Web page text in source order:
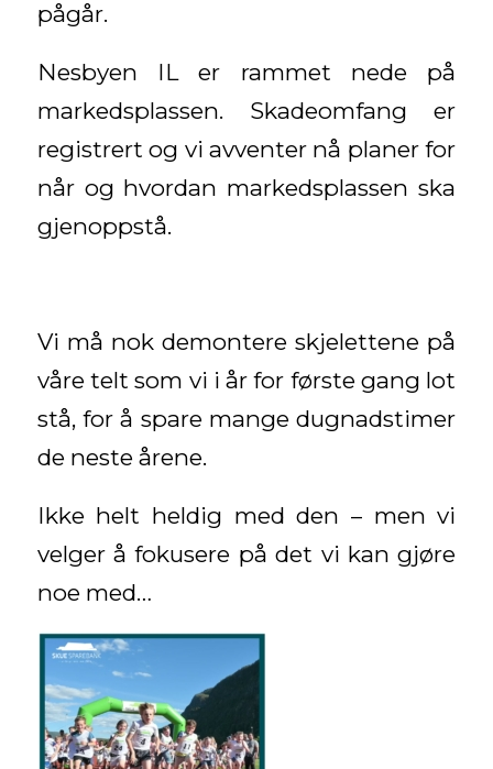
pågår.
Nesbyen IL er rammet nede på
markedsplassen. Skadeomfang er
registrert og vi avventer nå planer for
når og hvordan markedsplassen ska
gjenoppstå.
Vi må nok demontere skjelettene på
våre telt som vi i år for første gang lot
stå, for å spare mange dugnadstimer
de neste årene.
Ikke helt heldig med den – men vi
velger å fokusere på det vi kan gjøre
noe med…